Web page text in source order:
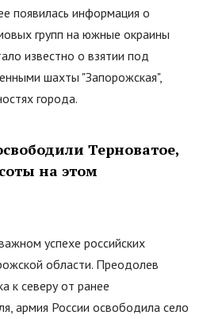
появилась информация о
групп на южные окраины
известно о взятии под
шахты "Запорожская",
города.
Терноватое,
на этом
успехе российских
области. Преодолев
к северу от ранее
армия России освободила село